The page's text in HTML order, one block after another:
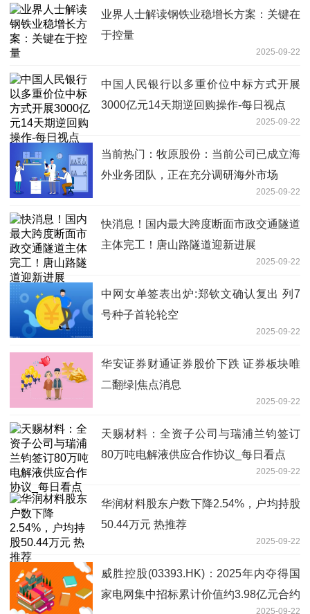
业界人士解读钢铁业稳增长方案：关键在
于控量
2025-09-22
中国人民银行以多重价位中标方式开展
3000亿元14天期逆回购操作-每日视点
2025-09-22
当前热门：牧原股份：当前公司已成立海
外业务团队，正在充分调研海外市场
2025-09-22
快消息！国内最大跨度断面市政交通隧道
主体完工！唐山路隧道迎新进展
2025-09-22
中网女单签表出炉:郑钦文确认复出 列7
号种子首轮轮空
2025-09-22
华安证券财通证券股价下跌 证券板块唯
二翻绿|焦点消息
2025-09-22
天赐材料：全资子公司与瑞浦兰钧签订
80万吨电解液供应合作协议_每日看点
2025-09-22
华润材料股东户数下降2.54%，户均持股
50.44万元 热推荐
2025-09-22
威胜控股(03393.HK)：2025年内夺得国
家电网集中招标累计价值约3.98亿元合约
2025-09-22